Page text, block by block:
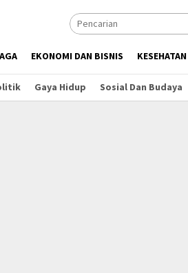
EKONOMI DAN BISNIS KESEHATAN
Gaya Hidup Sosial Dan Budaya